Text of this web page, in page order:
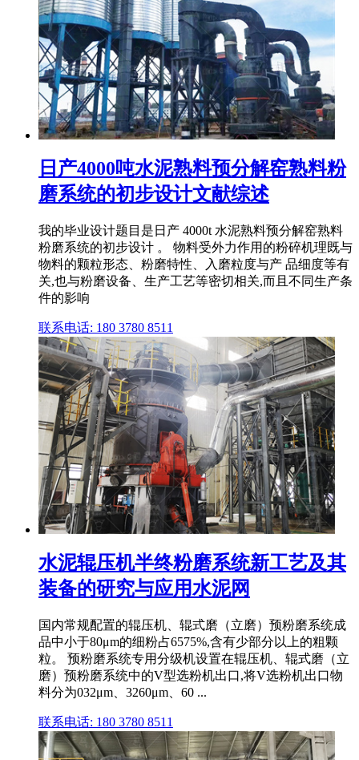
日产4000吨水泥熟料预分解窑熟料粉
磨系统的初步设计文献综述
我的毕业设计题目是日产 4000t 水泥熟料预分解窑熟料
粉磨系统的初步设计 。 物料受外力作用的粉碎机理既与
物料的颗粒形态、粉磨特性、入磨粒度与产 品细度等有
关,也与粉磨设备、生产工艺等密切相关,而且不同生产条
件的影响
联系电话: 180 3780 8511
水泥辊压机半终粉磨系统新工艺及其
装备的研究与应用水泥网
国内常规配置的辊压机、辊式磨（立磨）预粉磨系统成
品中小于80μm的细粉占6575%,含有少部分以上的粗颗
粒。 预粉磨系统专用分级机设置在辊压机、辊式磨（立
磨）预粉磨系统中的V型选粉机出口,将V选粉机出口物
料分为032μm、3260μm、60 ...
联系电话: 180 3780 8511